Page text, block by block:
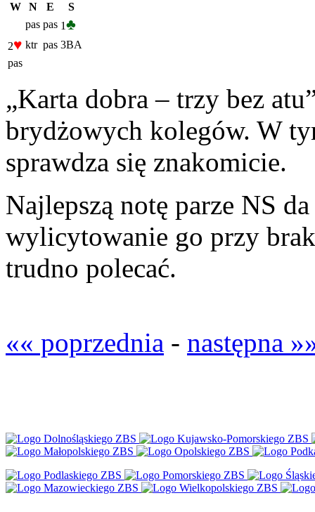
W N E
S
pas pas 1♣
2♥ ktr pas 3BA
pas
„Karta dobra – trzy bez
brydżowych kolegów. W
sprawdza się znakomicie.
Najlepszą notę parze NS
wylicytowanie go przy
trudno polecać.
«« poprzednia - następna